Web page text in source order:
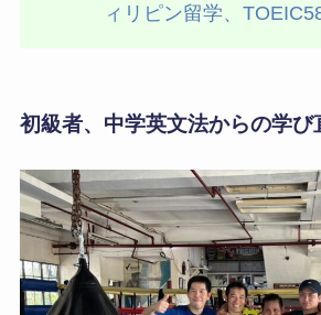
ィリピン留学、
初級者、中学英文法からの学び